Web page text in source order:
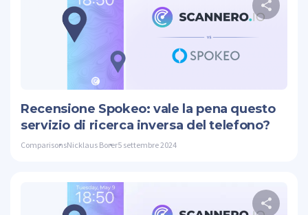
Recensione Spokeo: vale la pena questo
servizio di ricerca inversa del telefono?
ComparisonsNicklaus Borer5 settembre 2024